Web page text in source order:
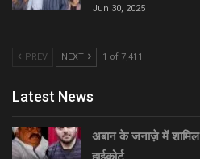
Jun 30, 2025
PREV NEXT 1 of 7,411
Latest News
अबान के जनाज़े में शामिल